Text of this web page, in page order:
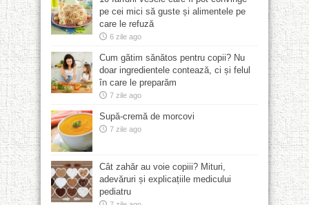
pe cei mici să guste și alimentele pe
care le refuză
6 zile ago
Cum gătim sănătos pentru copii? Nu
doar ingredientele contează, ci și felul
în care le preparăm
7 zile ago
Supă-cremă de morcovi
7 zile ago
Cât zahăr au voie copiii? Mituri,
adevăruri și explicațiile medicului
pediatru